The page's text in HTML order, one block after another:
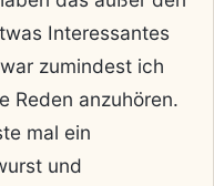
Interessantes
zumindest ich
Reden anzuhören.
mal ein
und